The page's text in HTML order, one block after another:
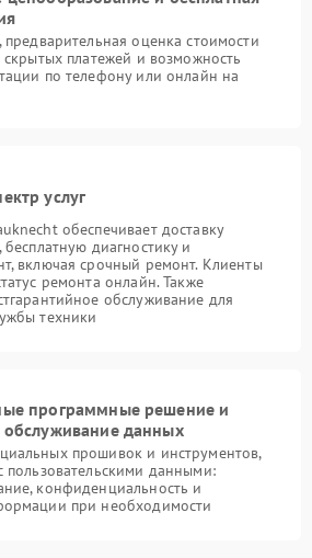
оценка стоимости
скрытых платежей и возможность
по телефону или онлайн на
услуг
обеспечивает доставку
диагностику и
включая срочный ремонт. Клиенты
ремонта онлайн. Также
обслуживание для
техники
программные решение и
обслуживание данных
прошивок и инструментов,
пользовательскими данными:
конфиденциальность и
при необходимости